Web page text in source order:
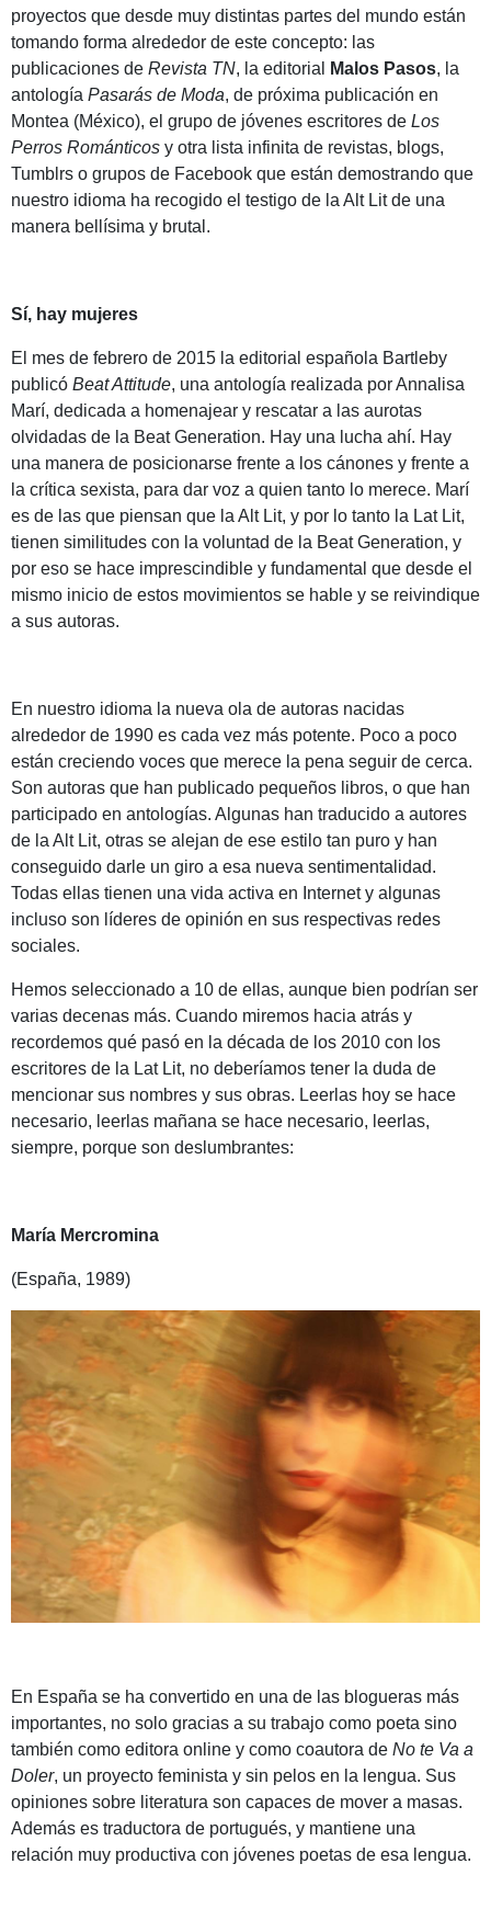
proyectos que desde muy distintas partes del mundo están
tomando forma alrededor de este concepto: las
publicaciones de Revista TN, la editorial Malos Pasos, la
antología Pasarás de Moda, de próxima publicación en
Montea (México), el grupo de jóvenes escritores de Los
Perros Románticos y otra lista infinita de revistas, blogs,
Tumblrs o grupos de Facebook que están demostrando que
nuestro idioma ha recogido el testigo de la Alt Lit de una
manera bellísima y brutal.
Sí, hay mujeres
El mes de febrero de 2015 la editorial española Bartleby
publicó Beat Attitude, una antología realizada por Annalisa
Marí, dedicada a homenajear y rescatar a las aurotas
olvidadas de la Beat Generation. Hay una lucha ahí. Hay
una manera de posicionarse frente a los cánones y frente a
la crítica sexista, para dar voz a quien tanto lo merece. Marí
es de las que piensan que la Alt Lit, y por lo tanto la Lat Lit,
tienen similitudes con la voluntad de la Beat Generation, y
por eso se hace imprescindible y fundamental que desde el
mismo inicio de estos movimientos se hable y se reivindique
a sus autoras.
En nuestro idioma la nueva ola de autoras nacidas
alrededor de 1990 es cada vez más potente. Poco a poco
están creciendo voces que merece la pena seguir de cerca.
Son autoras que han publicado pequeños libros, o que han
participado en antologías. Algunas han traducido a autores
de la Alt Lit, otras se alejan de ese estilo tan puro y han
conseguido darle un giro a esa nueva sentimentalidad.
Todas ellas tienen una vida activa en Internet y algunas
incluso son líderes de opinión en sus respectivas redes
sociales.
Hemos seleccionado a 10 de ellas, aunque bien podrían ser
varias decenas más. Cuando miremos hacia atrás y
recordemos qué pasó en la década de los 2010 con los
escritores de la Lat Lit, no deberíamos tener la duda de
mencionar sus nombres y sus obras. Leerlas hoy se hace
necesario, leerlas mañana se hace necesario, leerlas,
siempre, porque son deslumbrantes:
María Mercromina
(España, 1989)
En España se ha convertido en una de las blogueras más
importantes, no solo gracias a su trabajo como poeta sino
también como editora online y como coautora de No te Va a
Doler, un proyecto feminista y sin pelos en la lengua. Sus
opiniones sobre literatura son capaces de mover a masas.
Además es traductora de portugués, y mantiene una
relación muy productiva con jóvenes poetas de esa lengua.